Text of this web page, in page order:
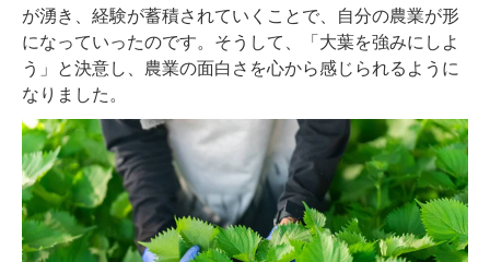
が湧き、経験が蓄積されていくことで、自分の農業が形
になっていったのです。そうして、「大葉を強みにしよ
う」と決意し、農業の面白さを心から感じられるように
なりました。